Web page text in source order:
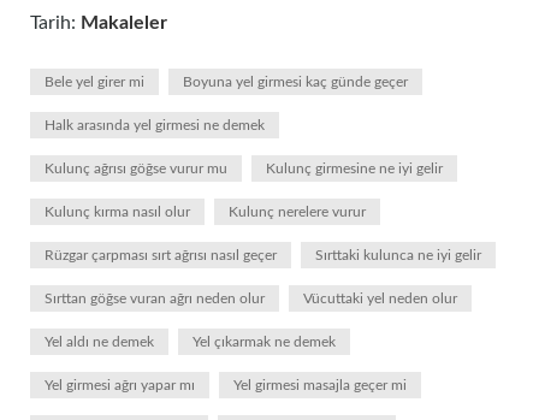
Tarih: Makaleler
Bele yel girer mi Boyuna yel girmesi kaç günde geçer
Halk arasında yel girmesi ne demek
Kulunç ağrısı göğse vurur mu Kulunç girmesine ne iyi gelir
Kulunç kırma nasıl olur Kulunç nerelere vurur
Rüzgar çarpması sırt ağrısı nasıl geçer Sırttaki kulunca ne iyi gelir
Sırttan göğse vuran ağrı neden olur Vücuttaki yel neden olur
Yel aldı ne demek Yel çıkarmak ne demek
Yel girmesi ağrı yapar mı Yel girmesi masajla geçer mi